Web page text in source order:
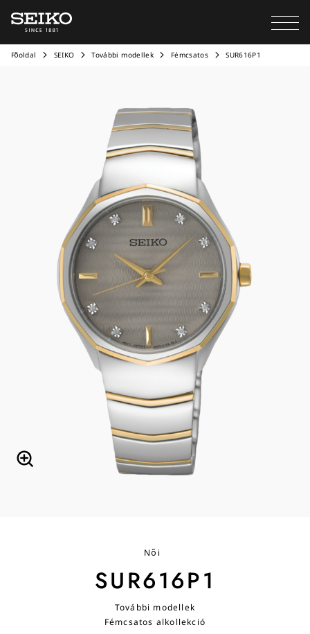
Főoldal SEIKO További modellek Fémcsatos SUR616P1
Női
SUR616P1
További modellek
Fémcsatos alkollekció